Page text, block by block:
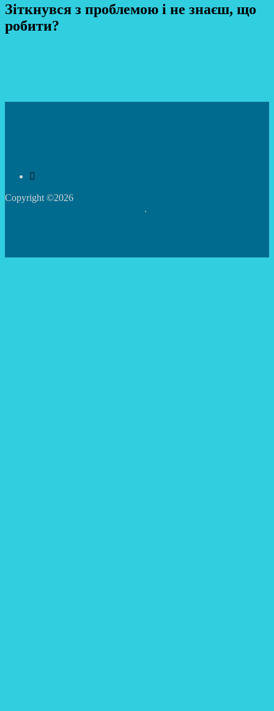
Зіткнувся з проблемою і не знаєш, що
робити?
Copyright ©2026
.